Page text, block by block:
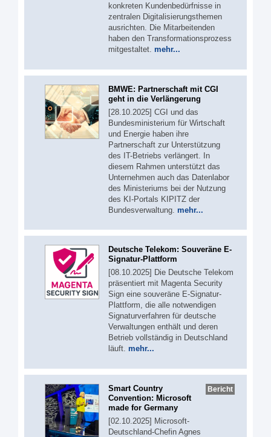
konkreten Kundenbedürfnisse in
zentralen Digitalisierungsthemen
ausrichten. Die Mitarbeitenden
haben den Transformationsprozess
mitgestaltet. mehr...
BMWE: Partnerschaft mit CGI
geht in die Verlängerung
[28.10.2025] CGI und das
Bundesministerium für Wirtschaft
und Energie haben ihre
Partnerschaft zur Unterstützung
des IT-Betriebs verlängert. In
diesem Rahmen unterstützt das
Unternehmen auch das Datenlabor
des Ministeriums bei der Nutzung
des KI-Portals KIPITZ der
Bundesverwaltung. mehr...
Deutsche Telekom: Souveräne E-
Signatur-Plattform
[08.10.2025] Die Deutsche Telekom
präsentiert mit Magenta Security
Sign eine souveräne E-Signatur-
Plattform, die alle notwendigen
Signaturverfahren für deutsche
Verwaltungen enthält und deren
Betrieb vollständig in Deutschland
läuft. mehr...
Bericht
Smart Country
Convention: Microsoft
made for Germany
[02.10.2025] Microsoft-
Deutschland-Chefin Agnes